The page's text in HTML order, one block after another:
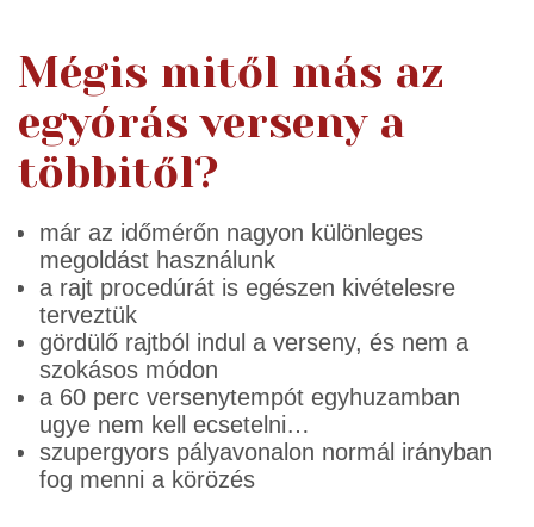
Mégis mitől más az
egyórás verseny a
többitől?
már az időmérőn nagyon különleges
megoldást használunk
a rajt procedúrát is egészen kivételesre
terveztük
gördülő rajtból indul a verseny, és nem a
szokásos módon
a 60 perc versenytempót egyhuzamban
ugye nem kell ecsetelni…
szupergyors pályavonalon normál irányban
fog menni a körözés